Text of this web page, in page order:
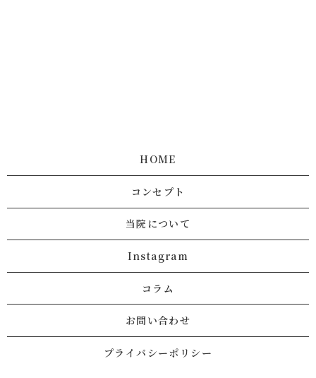
HOME
コンセプト
当院について
Instagram
コラム
お問い合わせ
プライバシーポリシー